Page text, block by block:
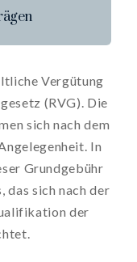
Vergütung
(RVG). Die
sich nach dem
In
Grundgebühr
das sich nach der
der